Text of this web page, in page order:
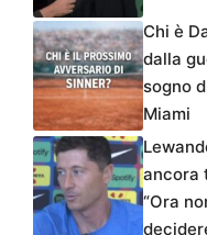
Chi è
dalla
sogno
Miami
ancora
“Ora